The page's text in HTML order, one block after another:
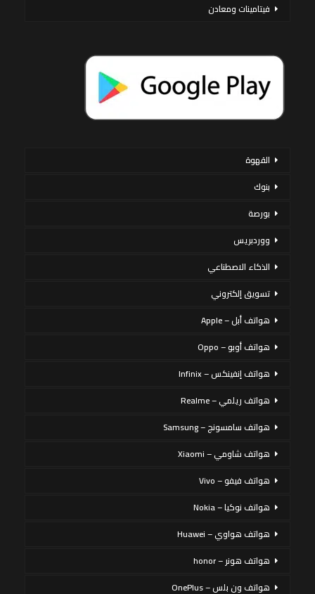
فيتامينات ومعادن
القهوة
بنوك
بورصة
ووردبريس
الذكاء الاصطناعي
تسويق إلكتروني
هواتف أبل – Apple
هواتف أوبو – Oppo
هواتف إنفينكس – Infinix
هواتف ريلمي – Realme
هواتف سامسونج – Samsung
هواتف شاومي – Xiaomi
هواتف فيفو – Vivo
هواتف نوكيا – Nokia
هواتف هواوي – Huawei
هواتف هونر – honor
هواتف ون بلس – OnePlus